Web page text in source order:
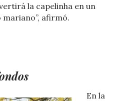
la capelinha en un
afirmó.
En la